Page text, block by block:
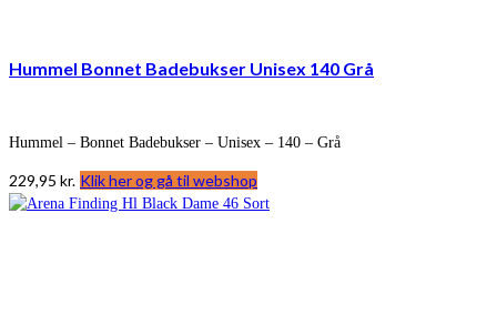
Hummel Bonnet Badebukser Unisex 140 Grå
Hummel – Bonnet Badebukser – Unisex – 140 – Grå
229,95 kr. Klik her og gå til webshop